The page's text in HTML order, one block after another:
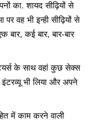
का. शायद सीढ़ियों से
वह भी इन्ही सीढ़ियों से
बार, कई बार, बार-बार
के साथ वहां कुछ सेक्स
इंटरव्यू भी लिया और अपने
में काम करने वाली